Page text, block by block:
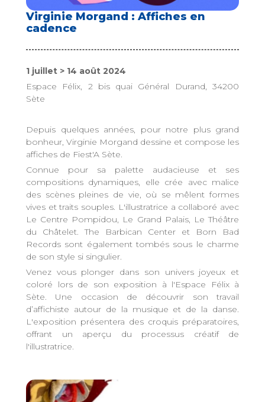
Virginie Morgand : Affiches en
cadence
1 juillet > 14 août 2024
Espace Félix, 2 bis quai Général Durand, 34200
Sète
Depuis quelques années, pour notre plus grand
bonheur, Virginie Morgand dessine et compose les
affiches de Fiest'A Sète.
Connue pour sa palette audacieuse et ses
compositions dynamiques, elle crée avec malice
des scènes pleines de vie, où se mêlent formes
vives et traits souples. L'illustratrice a collaboré avec
Le Centre Pompidou, Le Grand Palais, Le Théâtre
du Châtelet. The Barbican Center et Born Bad
Records sont également tombés sous le charme
de son style si singulier.
Venez vous plonger dans son univers joyeux et
coloré lors de son exposition à l'Espace Félix à
Sète. Une occasion de découvrir son travail
d’affichiste autour de la musique et de la danse.
L'exposition présentera des croquis préparatoires,
offrant un aperçu du processus créatif de
l'illustratrice.